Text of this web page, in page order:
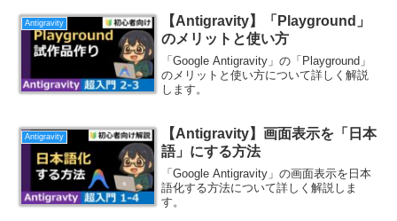
Antigravity
【Antigravity】「Playground」
のメリットと使い方
「Google Antigravity」の「Playground」
のメリットと使い方について詳しく解説
します。
Antigravity
【Antigravity】画面表示を「日本
語」にする方法
「Google Antigravity」の画面表示を日本
語化する方法について詳しく解説しま
す。